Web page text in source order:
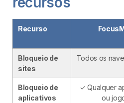
Recurso
Bloqueio de
sites
Todos os
Bloqueio de
aplicativos
✓ Qualquer
ou